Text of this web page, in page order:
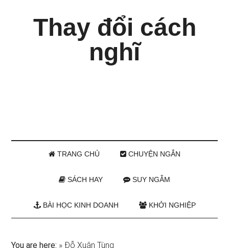
Thay đổi cách
nghĩ
TRANG CHỦ CHUYỆN NGẮN
SÁCH HAY SUY NGẪM
BÀI HỌC KINH DOANH KHỞI NGHIỆP
You are here: »Đỗ Xuân Tùng